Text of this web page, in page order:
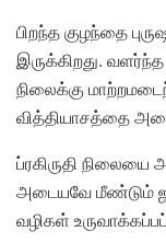
பிறந்த குழந்தை
இருக்கிறது. வளர்ந்த
நிலைக்கு
வித்தியாசத்தை
ப்ரகிருதி
அடையவே மீண்டும்
வழிகள்